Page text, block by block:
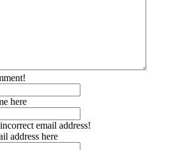
here
email address!
address here